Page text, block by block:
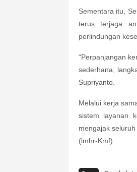
Sementara itu,
terus terjaga
perlindungan
“Perpanjangan
sederhana,
Supriyanto.
Melalui kerja
sistem layanan
mengajak
(lmhr-Kmf)